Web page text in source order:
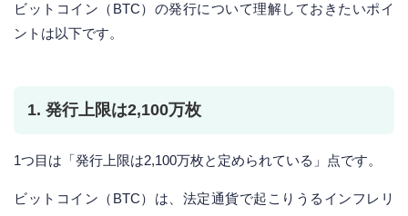
ビットコイン（BTC）の発行について理解しておきたいポイ
ントは以下です。
1. 発行上限は2,100万枚
1つ目は「発行上限は2,100万枚と定められている」点です。
ビットコイン（BTC）は、法定通貨で起こりうるインフレリ